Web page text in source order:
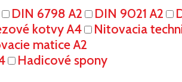
DIN 6798 A2 DIN 9021 A2
kotvy A4
Nitovacia
matice A2
Hadicové spony